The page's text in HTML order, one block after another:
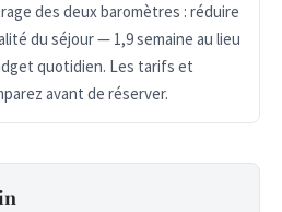
des deux baromètres : réduire
du séjour — 1,9 semaine au lieu
quotidien. Les tarifs et
avant de réserver.